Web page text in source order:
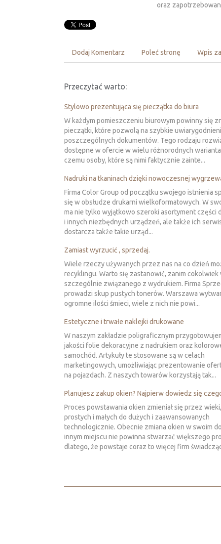
oraz
Dodaj Komentarz Poleć stronę Wpis
Przeczytać warto:
Stylowo prezentująca się pieczątka do biura
W każdym pomieszczeniu biurowym powinny się
pieczątki, które pozwolą na szybkie
poszczególnych dokumentów. Tego rodzaju
dostępne w ofercie w wielu różnorodnych
czemu osoby, które są nimi faktycznie zainte...
Nadruki na tkaninach dzięki nowoczesnej
Firma Color Group od początku swojego istnienia
się w obsłudze drukarni wielkoformatowych. W
ma nie tylko wyjątkowo szeroki asortyment części
i innych niezbędnych urządzeń, ale także ich
dostarcza także takie urząd...
Zamiast wyrzucić , sprzedaj.
Wiele rzeczy używanych przez nas na co dzień
recyklingu. Warto się zastanowić, zanim cokolwiek
szczególnie związanego z wydrukiem. Firma
prowadzi skup pustych tonerów. Warszawa
ogromne ilości śmieci, wiele z nich nie powi...
Estetyczne i trwałe naklejki drukowane
W naszym zakładzie poligraficznym
jakości folie dekoracyjne z nadrukiem oraz
samochód. Artykuły te stosowane są w celach
marketingowych, umożliwiając prezentowanie
na pojazdach. Z naszych towarów korzystają tak...
Planujesz zakup okien? Najpierw dowiedz się
Proces powstawania okien zmieniał się przez
prostych i małych do dużych i zaawansowanych
technologicznie. Obecnie zmiana okien w swoim
innym miejscu nie powinna stwarzać większego
dlatego, że powstaje coraz to więcej firm